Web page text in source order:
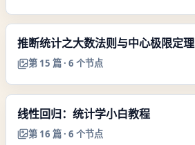
推断统计之大数法则与中心极限定理
第 15 篇 · 6 个节点
线性回归：统计学小白教程
第 16 篇 · 6 个节点